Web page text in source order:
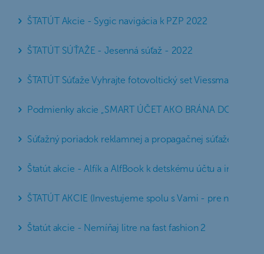
ŠTATÚT Akcie - Sygic navigácia k PZP 2022
ŠTATÚT SÚŤAŽE - Jesenná súťaž - 2022
ŠTATÚT Súťaže Vyhrajte fotovoltický set Viessmann
Podmienky akcie „SMART ÚČET AKO BRÁNA DO
Súťažný poriadok reklamnej a propagačnej súťaže
Štatút akcie - Alfík a AlfBook k detskému účtu a
ŠTATÚT AKCIE (Investujeme spolu s Vami - pre nové
Štatút akcie - Nemíňaj litre na fast fashion 2